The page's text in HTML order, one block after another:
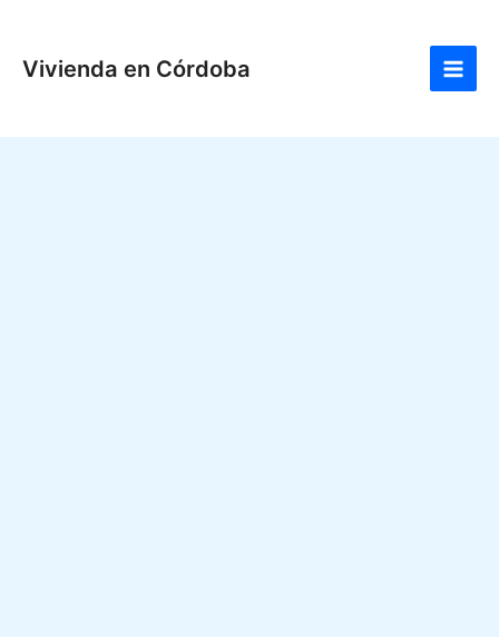
contenido
Vivienda en Córdoba